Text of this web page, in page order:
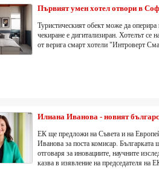
Първият умен хотел отвори в
Туристическият обект може да
чекиране е дигитализиран. Хотелът се
от верига смарт хотели "Интроверт
Илиана Иванова - новият
ЕК ще предложи на Съвета и на
Иванова за поста комисар.
отговаря за иновациите, научните
казва в изявление на председателя на